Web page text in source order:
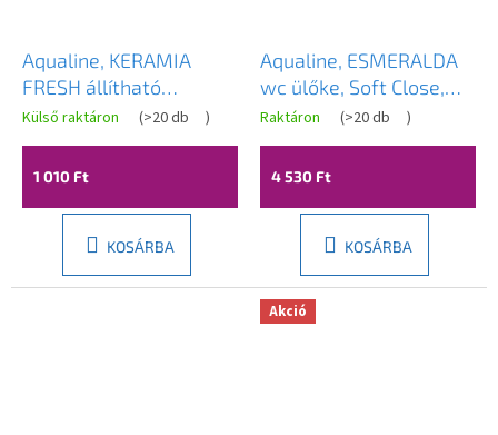
Aqualine, KERAMIA
FRESH állítható
magasságú láb 100-
110mm, fekete matt,
10077B
Külső raktáron (>20 db )
1 010 Ft
KOSÁRBA
Aqualine, ESMERALDA
wc ülőke, Soft Close,
fehér, ES8816
Raktáron (>20 db )
4 530 Ft
KOSÁRBA
Akció